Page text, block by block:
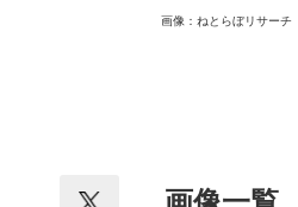
画像：ねとらぼリサーチ